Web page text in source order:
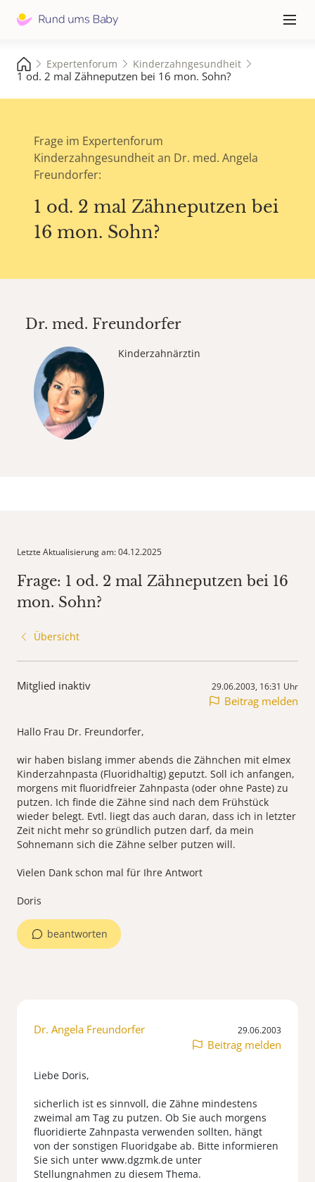
≡
Expertenforum Kinderzahngesundheit
1 od. 2 mal Zähneputzen bei 16 mon. Sohn?
Frage im Expertenforum
Kinderzahngesundheit an Dr. med. Angela
Freundorfer:
1 od. 2 mal Zähneputzen bei
16 mon. Sohn?
Dr. med. Freundorfer
Kinderzahnärztin
Letzte Aktualisierung am: 04.12.2025
Frage: 1 od. 2 mal Zähneputzen bei 16
mon. Sohn?
Übersicht
Mitglied inaktiv 29.06.2003, 16:31 Uhr
Beitrag melden
Hallo Frau Dr. Freundorfer,
wir haben bislang immer abends die Zähnchen mit elmex
Kinderzahnpasta (Fluoridhaltig) geputzt. Soll ich anfangen,
morgens mit fluoridfreier Zahnpasta (oder ohne Paste) zu
putzen. Ich finde die Zähne sind nach dem Frühstück
wieder belegt. Evtl. liegt das auch daran, dass ich in letzter
Zeit nicht mehr so gründlich putzen darf, da mein
Sohnemann sich die Zähne selber putzen will.
Vielen Dank schon mal für Ihre Antwort
Doris
beantworten
Dr. Angela Freundorfer 29.06.2003
Beitrag melden
Liebe Doris,
sicherlich ist es sinnvoll, die Zähne mindestens
zweimal am Tag zu putzen. Ob Sie auch morgens
fluoridierte Zahnpasta verwenden sollten, hängt
von der sonstigen Fluoridgabe ab. Bitte informieren
Sie sich unter www.dgzmk.de unter
Stellungnahmen zu diesem Thema.